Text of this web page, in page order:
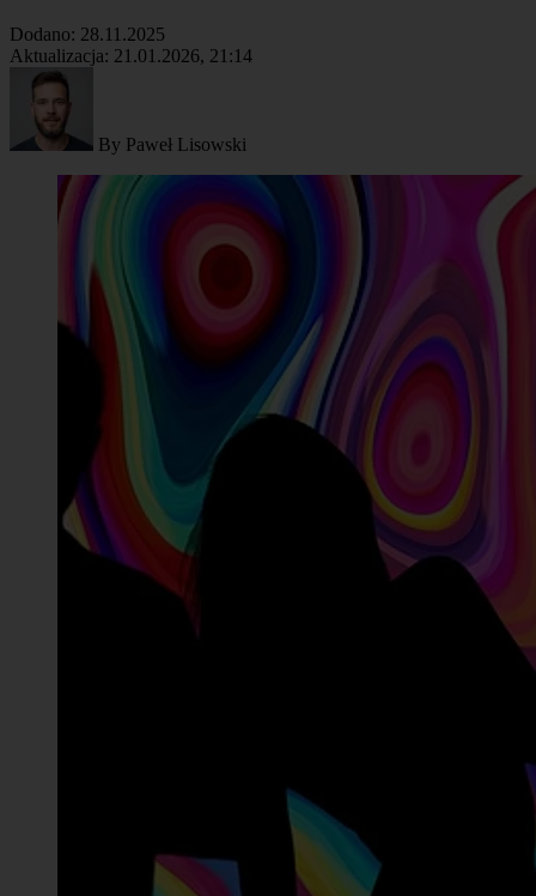
Dodano: 28.11.2025
Aktualizacja: 21.01.2026, 21:14
By Paweł Lisowski